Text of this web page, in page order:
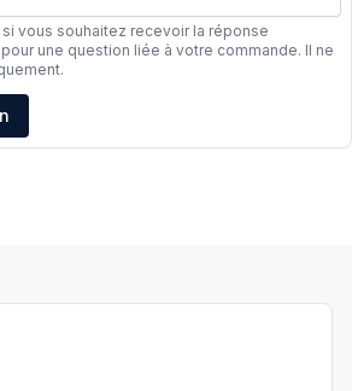
vous souhaitez recevoir la réponse
une question liée à votre commande. Il ne